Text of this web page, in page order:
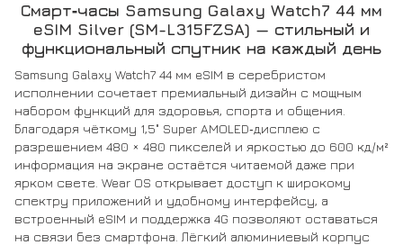
Смарт‑часы Samsung Galaxy Watch7 44 мм
eSIM Silver (SM-L315FZSA) — стильный и
функциональный спутник на каждый день
Samsung Galaxy Watch7 44 мм eSIM в серебристом
исполнении сочетает премиальный дизайн с мощным
набором функций для здоровья, спорта и общения.
Благодаря чёткому 1,5" Super AMOLED‑дисплею с
разрешением 480 × 480 пикселей и яркостью до 600 кд/м²
информация на экране остаётся читаемой даже при
ярком свете. Wear OS открывает доступ к широкому
спектру приложений и удобному интерфейсу, а
встроенный eSIM и поддержка 4G позволяют оставаться
на связи без смартфона. Лёгкий алюминиевый корпус